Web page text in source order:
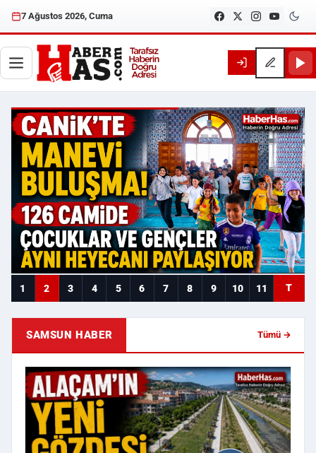
7 Ağustos 2026, Cuma
Haberhas — Samsun Son
1 2 3 4 5 6 7 8 9 10 11 T
SAMSUN HABER Tümü →